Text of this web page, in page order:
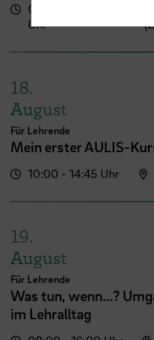
09:00 - 13:00
Uhr
18.
August
Für Lehrende
Mein erster AULIS-
10:00 - 14:45 Uhr
19.
August
Für Lehrende
Was tun, wenn...?
im Lehralltag